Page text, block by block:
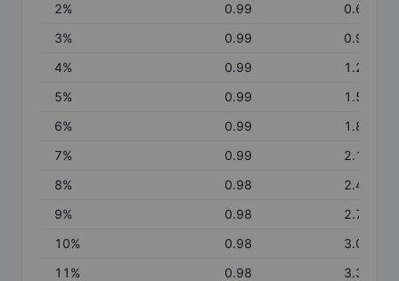
2% 0.99
0.62
3% 0.99
0.93
4% 0.99
1.24
5% 0.99
1.54
6% 0.99
1.85
7% 0.99
2.16
8% 0.98
2.46
9% 0.98
2.76
10% 0.98
3.06
11 % 0.98
3.36